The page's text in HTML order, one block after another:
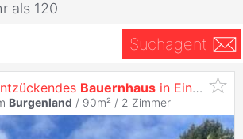
als 120
Suchagent
Bauernhaus in Einzellage
Burgenland / 90m² / 2 Zimmer